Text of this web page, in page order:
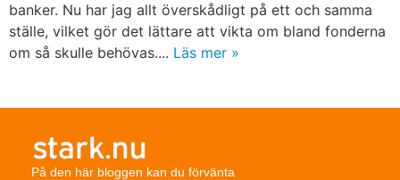
banker. Nu har jag allt överskådligt på ett och samma
ställe, vilket gör det lättare att vikta om bland fonderna
om så skulle behövas.... Läs mer »
På den här bloggen kan du förvänta